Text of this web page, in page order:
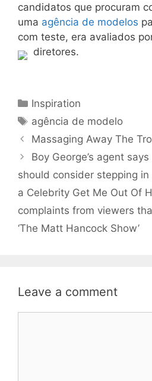
candidatos que procuram
uma agência de modelos
com teste, era avaliados
diretores.
Categories
Inspiration
Tags
agência de modelo
Massaging Away The
Boy George’s agent
should consider stepping in
a Celebrity Get Me Out Of
complaints from viewers
‘The Matt Hancock Show’
Leave a comment